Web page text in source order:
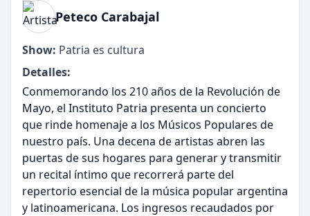
Peteco Carabajal
Show: Patria es cultura
Detalles:
Conmemorando los 210 años de la Revolución de
Mayo, el Instituto Patria presenta un concierto
que rinde homenaje a los Músicos Populares de
nuestro país. Una decena de artistas abren las
puertas de sus hogares para generar y transmitir
un recital íntimo que recorrerá parte del
repertorio esencial de la música popular argentina
y latinoamericana. Los ingresos recaudados por